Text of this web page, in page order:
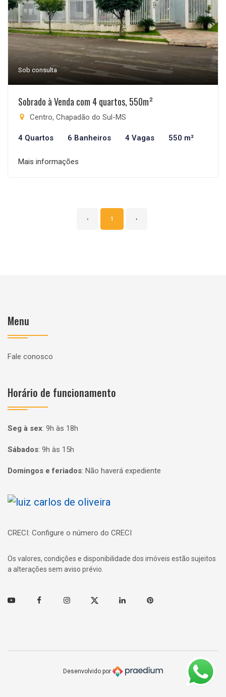
Sob consulta
Sobrado à Venda com 4 quartos, 550m²
Centro, Chapadão do Sul-MS
4 Quartos 6 Banheiros 4 Vagas 550 m²
Mais informações
‹ 1 ›
Menu
Fale conosco
Horário de funcionamento
Seg à sex: 9h às 18h
Sábados: 9h às 15h
Domingos e feriados: Não haverá expediente
Página inicial
CRECI: Configure o número do CRECI
Os valores, condições e disponibilidade dos imóveis estão sujeitos
a alterações sem aviso prévio.
Youtube FacebookInstagramTwitter Linkedin Pinterest
Desenvolvido por